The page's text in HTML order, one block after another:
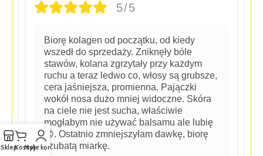
5/5
Biorę kolagen od początku, od kiedy
wszedł do sprzedaży. Zniknęły bóle
stawów, kolana zgrzytały przy każdym
ruchu a teraz ledwo co, włosy są grubsze,
cera jaśniejsza, promienna. Pajączki
wokół nosa dużo mniej widoczne. Skóra
na ciele nie jest sucha, właściwie
mogłabym nie używać balsamu ale lubię
😊. Ostatnio zmniejszyłam dawkę, biorę
czubatą miarkę.
SklepKoszykMoje konto